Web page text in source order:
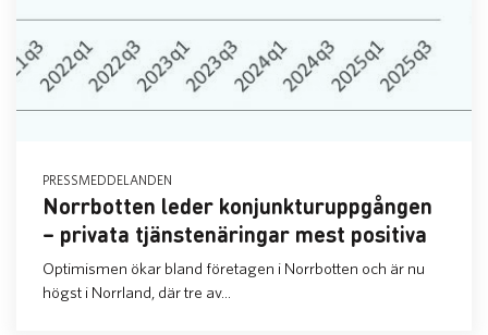
PRESSMEDDELANDEN
Norrbotten leder konjunkturuppgången
– privata tjänstenäringar mest positiva
Optimismen ökar bland företagen i Norrbotten och är nu
högst i Norrland, där tre av...